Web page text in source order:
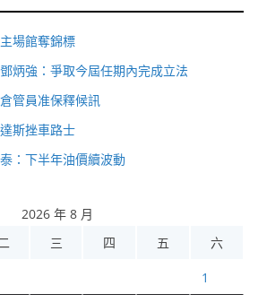
場館奪錦標
炳強：爭取今屆任期內完成立法
管員准保釋候訊
斯挫車路士
：下半年油價續波動
2026 年 8 月
三 四 五 六
1